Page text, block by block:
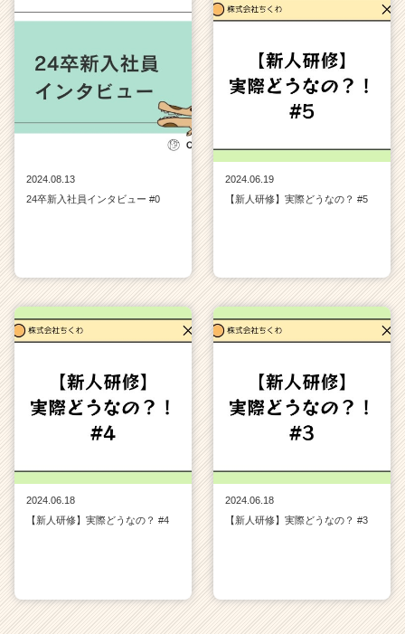
2024.08.13
24卒新入社員インタビュー #0
2024.06.19
【新人研修】実際どうなの？ #5
2024.06.18
【新人研修】実際どうなの？ #4
2024.06.18
【新人研修】実際どうなの？ #3